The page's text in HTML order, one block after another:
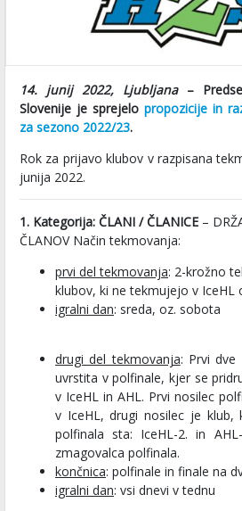
14. junij 2022, Ljubljana–
Slovenije je sprejelo propozicije in
za sezono 2022/23.
Rok za prijavo klubov v razpisana
junija 2022.
1. Kategorija: ČLANI / ČLANICE –
ČLANOV Način tekmovanja:
prvi del tekmovanja: 2-krožno
klubov, ki ne tekmujejo v IceHL
igralni dan: sreda, oz. sobota
drugi del tekmovanja: Prvi
uvrstita v polfinale, kjer se
v IceHL in AHL. Prvi nosilec
v IceHL, drugi nosilec je klub,
polfinala sta: IceHL-2. in
zmagovalca polfinala.
končnica: polfinale in finale na
igralni dan: vsi dnevi v tednu